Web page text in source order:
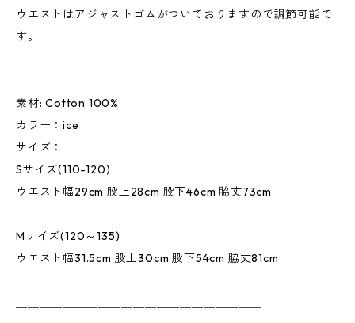
ウエストはアジャストゴムがついておりますので調節可能で
す。
素材: Cotton 100%
カラー：ice
サイズ：
Sサイズ(110-120)
ウエスト幅29cm 股上28cm 股下46cm 脇丈73cm
Mサイズ(120～135)
ウエスト幅31.5cm 股上30cm 股下54cm 脇丈81cm